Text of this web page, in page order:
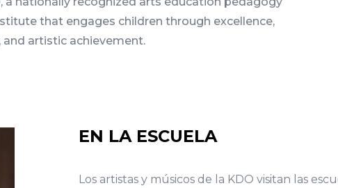
that engages children through excellence,
and artistic achievement.
EN LA ESCUELA
Los artistas y músicos de la KDO visitan las